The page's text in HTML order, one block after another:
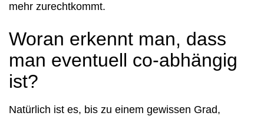
mehr zurechtkommt.
Woran erkennt man, dass
man eventuell co-abhängig
ist?
Natürlich ist es, bis zu einem gewissen Grad,